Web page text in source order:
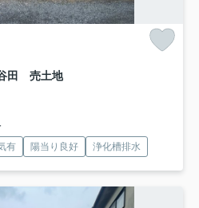
田 売土地
有 陽当り良好 浄化槽排水